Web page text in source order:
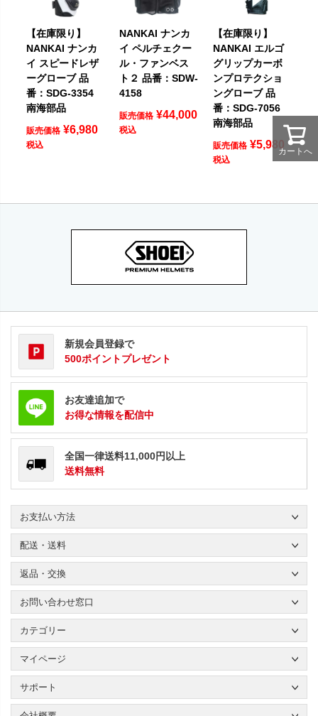
【在庫限り】
NANKAI ナンカ
イ スピードレザ
ーグローブ 品
番：SDG-3354
南海部品
販売価格 ¥6,980
税込
NANKAI ナンカ
イ ペルチェクー
ル・ファンベス
ト２ 品番：SDW-
4158
販売価格 ¥44,000
税込
【在庫限り】
NANKAI エルゴ
グリップカーボ
ンプロテクショ
ングローブ 品
番：SDG-7056
南海部品
販売価格 ¥5,980
税込
カートへ
新規会員登録で
500ポイントプレゼント
お友達追加で
お得な情報を配信中
全国一律送料11,000円以上
送料無料
お支払い方法
配送・送料
返品・交換
お問い合わせ窓口
カテゴリー
マイページ
サポート